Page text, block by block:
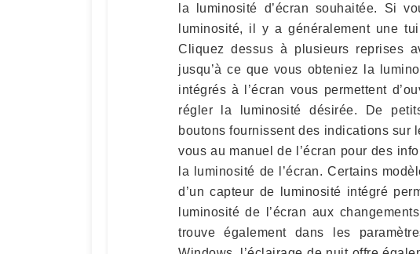
la luminosité d’écran souhaitée. Si
luminosité, il y a généralement une
Cliquez dessus à plusieurs reprises
jusqu’à ce que vous obteniez la
intégrés à l’écran vous permettent
régler la luminosité désirée. De
boutons fournissent des indications sur
vous au manuel de l’écran pour des
la luminosité de l’écran. Certains
d’un capteur de luminosité intégré
luminosité de l’écran aux
trouve également dans les